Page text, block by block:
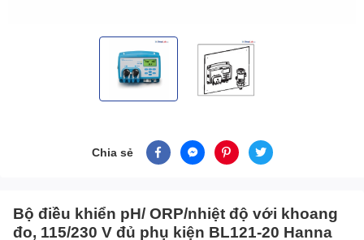
Chia sẻ
Bộ điều khiển pH/ ORP/nhiệt độ với khoang
đo, 115/230 V đủ phụ kiện BL121-20 Hanna